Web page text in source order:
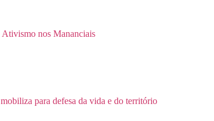
nos Mananciais
para defesa da vida e do território